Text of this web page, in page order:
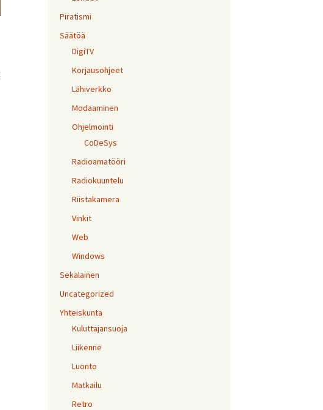
Piratismi
Säätöä
DigiTV
Korjausohjeet
Lähiverkko
Modaaminen
Ohjelmointi
CoDeSys
Radioamatööri
Radiokuuntelu
Riistakamera
Vinkit
Web
Windows
Sekalainen
Uncategorized
Yhteiskunta
Kuluttajansuoja
Liikenne
Luonto
Matkailu
Retro